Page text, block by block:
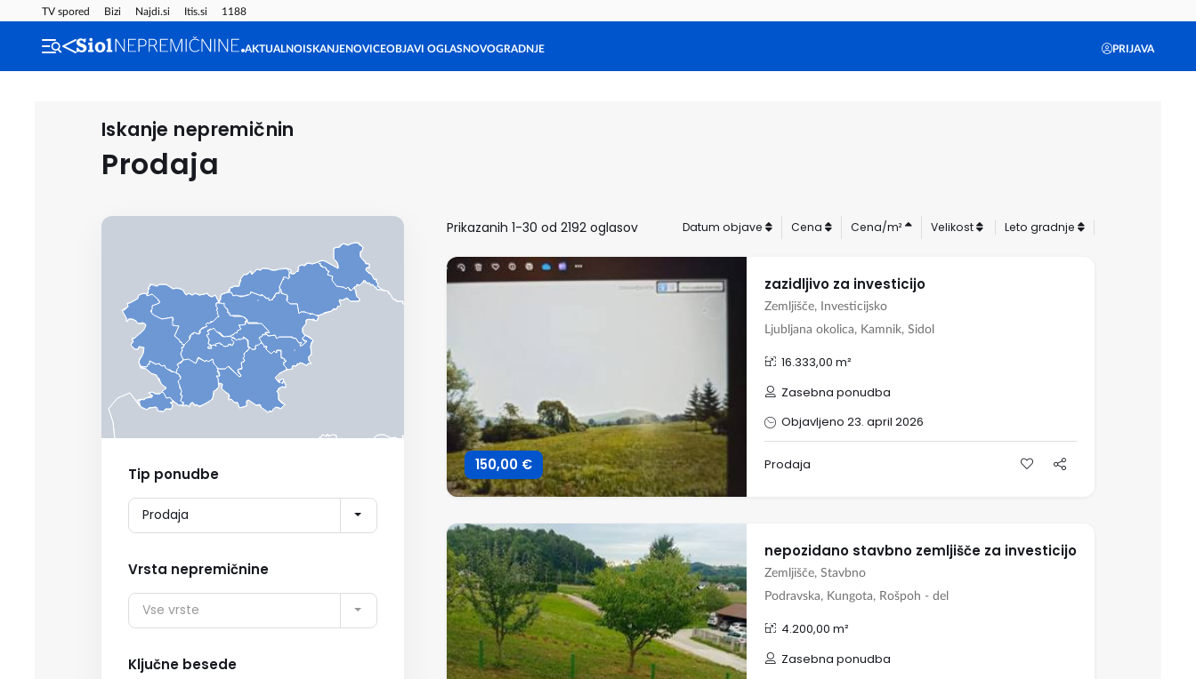
TV spored Bizi Najdi.si Itis.si 1188
AKTUALNOISKANJENOVICEOBJAVI OGLASNOVOGRADNJE PRIJAVA
Stanovanja Hiše Ljubljana
Iskanje nepremičnin
Prodaja
Tip ponudbe
Prodaja
Vrsta nepremičnine
Vse vrste
Ključne besede
Prikazanih 1-30 od 2192 oglasov Datum objave Cena Cena/m² Velikost Leto gradnje
150,00 €
zazidljivo za investicijo
Zemljišče, Investicijsko
Ljubljana okolica, Kamnik, Sidol
16.333,00 m²
Zasebna ponudba
Objavljeno 23. april 2026
Prodaja
nepozidano stavbno zemljišče za investicijo
Zemljišče, Stavbno
Podravska, Kungota, Rošpoh - del
4.200,00 m²
Zasebna ponudba